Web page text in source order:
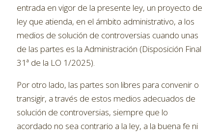
entrada en vigor de la presente ley, un proyecto de
ley que atienda, en el ámbito administrativo, a los
medios de solución de controversias cuando unas
de las partes es la Administración (Disposición Final
31ª de la LO 1/2025).
Por otro lado, las partes son libres para convenir o
transigir, a través de estos medios adecuados de
solución de controversias, siempre que lo
acordado no sea contrario a la ley, a la buena fe ni